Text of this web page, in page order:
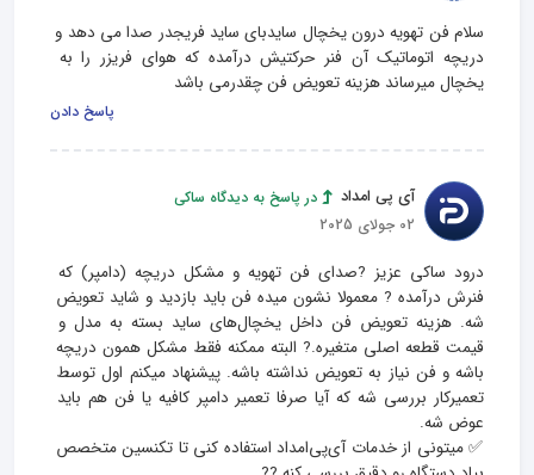
سلام فن تهویه درون یخچال سایدبای ساید فریجدر صدا می دهد و
دریچه اتوماتیک آن فنر حرکتیش درآمده که هوای فریزر را به
یخچال میرساند هزینه تعویض فن چقدرمی باشد
پاسخ دادن
آی پی امداد
در پاسخ به دیدگاه ساکی
02 جولای 2025
درود ساکی عزیز ?صدای فن تهویه و مشکل دریچه (دامپر) که
فنرش درآمده ? معمولا نشون میده فن باید بازدید و شاید تعویض
شه. هزینه تعویض فن داخل یخچال‌های ساید بسته به مدل و
قیمت قطعه اصلی متغیره.? البته ممکنه فقط مشکل همون دریچه
باشه و فن نیاز به تعویض نداشته باشه. پیشنهاد میکنم اول توسط
تعمیرکار بررسی شه که آیا صرفا تعمیر دامپر کافیه یا فن هم باید
✅ میتونی از خدمات آی‌پی‌امداد استفاده کنی تا تکنسین متخصص